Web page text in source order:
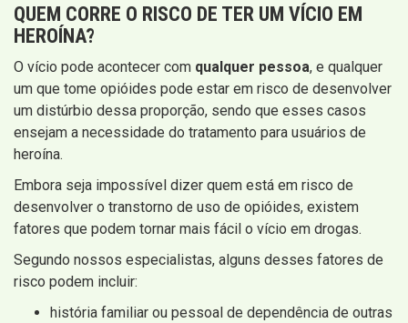
QUEM CORRE O RISCO DE TER UM VÍCIO EM
HEROÍNA?
O vício pode acontecer com qualquer pessoa, e qualquer
um que tome opióides pode estar em risco de desenvolver
um distúrbio dessa proporção, sendo que esses casos
ensejam a necessidade do tratamento para usuários de
heroína.
Embora seja impossível dizer quem está em risco de
desenvolver o transtorno de uso de opióides, existem
fatores que podem tornar mais fácil o vício em drogas.
Segundo nossos especialistas, alguns desses fatores de
risco podem incluir:
história familiar ou pessoal de dependência de outras